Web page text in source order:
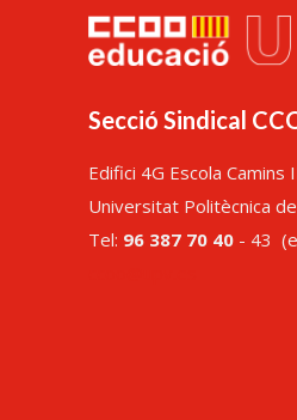
Secció Sindical
Edifici 4G Escola Camins
Universitat Politècnica
Tel: 96 387 70 40 - 43